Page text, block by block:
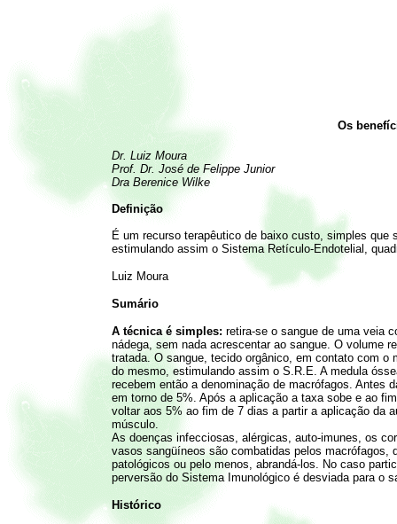
Os
Dr. Luiz Moura
Prof. Dr. José de Felippe Junior
Dra Berenice Wilke
Definição
É um recurso terapêutico de baixo custo, simples
estimulando assim o Sistema Retículo-Endotelial,
Luiz Moura
Sumário
A técnica é simples: retira-se o sangue de uma veia
nádega, sem nada acrescentar ao sangue. O volume
tratada. O sangue, tecido orgânico, em contato com o
do mesmo, estimulando assim o S.R.E. A medula
recebem então a denominação de macrófagos. Antes
em torno de 5%. Após a aplicação a taxa sobe e ao
voltar aos 5% ao fim de 7 dias a partir a aplicação da
músculo.
As doenças infecciosas, alérgicas, auto-imunes, os
vasos sangüíneos são combatidas pelos macrófagos,
patológicos ou pelo menos, abrandá-los. No caso
perversão do Sistema Imunológico é desviada para o
Histórico